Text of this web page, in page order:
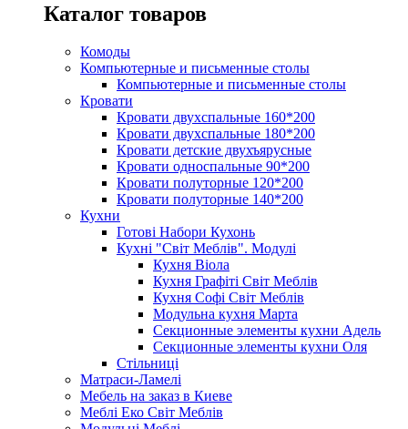
Каталог товаров
Комоды
Компьютерные и письменные столы
Компьютерные и письменные столы
Кровати
Кровати двухспальные 160*200
Кровати двухспальные 180*200
Кровати детские двухъярусные
Кровати односпальные 90*200
Кровати полуторные 120*200
Кровати полуторные 140*200
Кухни
Готові Набори Кухонь
Кухні "Світ Меблів". Модулі
Кухня Віола
Кухня Графіті Світ Меблів
Кухня Софі Світ Меблів
Модульна кухня Марта
Секционные элементы кухни Адель
Секционные элементы кухни Оля
Стільниці
Матраси-Ламелі
Мебель на заказ в Киеве
Меблі Еко Світ Меблів